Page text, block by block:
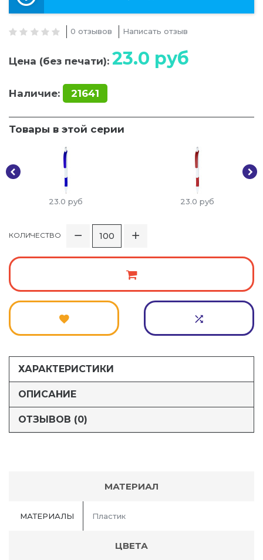
0 отзывов Написать отзыв
Цена (без печати): 23.0 руб
Наличие: 21641
Товары в этой серии
23.0 руб 23.0 руб
КОЛИЧЕСТВО
ХАРАКТЕРИСТИКИ
ОПИСАНИЕ
ОТЗЫВОВ (0)
МАТЕРИАЛ
МАТЕРИАЛЫ Пластик
ЦВЕТА